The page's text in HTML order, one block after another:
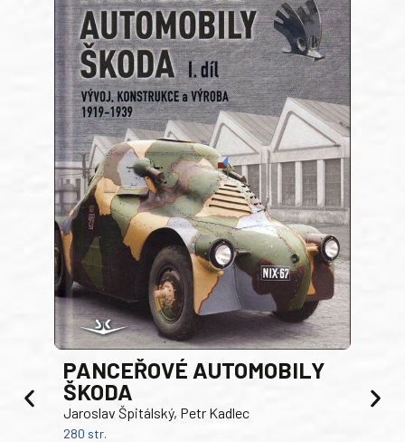
PANCEŘOVÉ AUTOMOBILY
ŠKODA
Jaroslav Špitálský, Petr Kadlec
280 str.